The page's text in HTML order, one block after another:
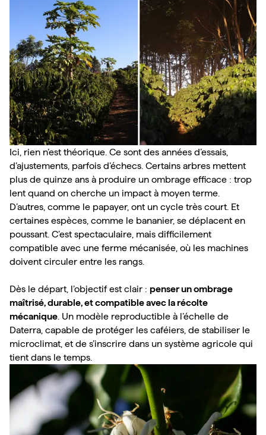
Ici, rien n’est théorique. Ce sont des années d’essais,
d’ajustements, parfois d’échecs. Certains arbres mettent
plus de quinze ans à produire un ombrage efficace : trop
lent quand on cherche un impact à moyen terme.
D’autres, comme le papayer, ont un cycle très court. Et
certaines espèces, comme le bananier, se déplacent en
poussant. C’est spectaculaire, mais difficilement
compatible avec une ferme mécanisée, où les machines
doivent circuler entre les rangs.
Dès le départ, l’objectif est clair : penser un ombrage
maîtrisé, durable, et compatible avec la récolte
mécanique. Un modèle reproductible à l’échelle de
Daterra, capable de protéger les caféiers, de stabiliser le
microclimat, et de s’inscrire dans un système agricole qui
tient dans le temps.